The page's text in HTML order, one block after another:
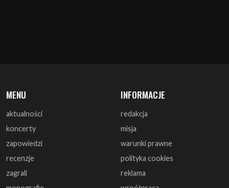
aktualności
zapowiedzi
recenzje
zagrali
monografie
artykuły
wywiady
redakcja
warunki prawne
polityka cookies
reklama
współpraca
kontakt